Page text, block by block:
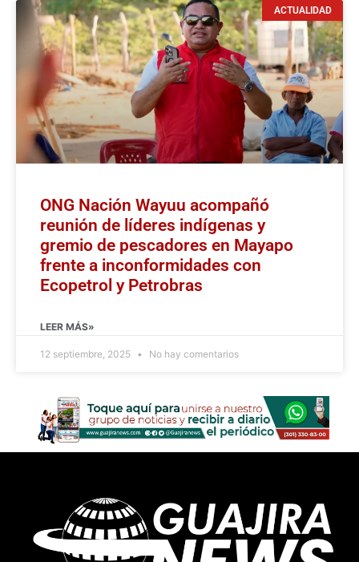
ACTUALIDAD
ONG Nación Wayuu acompañó
reunión de líderes indígenas y
gremio de pescadores en Mayapo
frente a inconformidades con
Ecopetrol y Petrobras
LEER MÁS»
12 septiembre, 2025 No hay comentarios